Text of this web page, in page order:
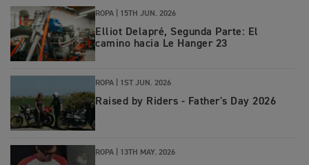
ROPA | 15TH JUN. 2026
Elliot Delapré, Segunda Parte: El
camino hacia Le Hanger 23
ROPA 1ST JUN. 2026
Raised by Riders - Father's Day 2026
ROPA 13TH MAY. 2026